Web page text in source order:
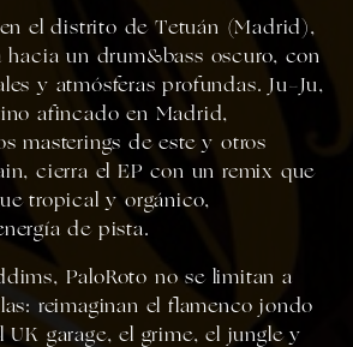
el distrito de Tetuán (Madrid),
hacia un drum&bass oscuro, con
y atmósferas profundas. Ju-Ju,
afincado en Madrid,
masterings de este y otros
cierra el EP con un remix que
tropical y orgánico,
de pista.
PaloRoto no se limitan a
reimaginan el flamenco jondo
UK garage, el grime, el jungle y